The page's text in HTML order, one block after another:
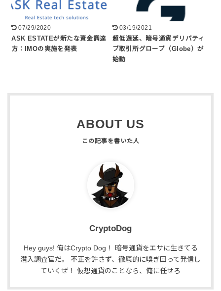
07/29/2020
ASK ESTATEが新たな資金調達
方：IMOの実施を発表
03/19/2021
超低遅延、暗号通貨デリバティ
ブ取引所グローブ（Globe）が
始動
ABOUT US
CryptoDog
Hey guys! 俺はCrypto Dog！ 暗号通貨をエサに生きてる
潜入調査官だ。 不正を許さず、徹底的に嗅ぎ回って発信し
ていくぜ！ 仮想通貨のことなら、俺に任せろ